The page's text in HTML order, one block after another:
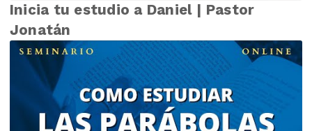
Inicia tu estudio a Daniel | Pastor
Jonatán